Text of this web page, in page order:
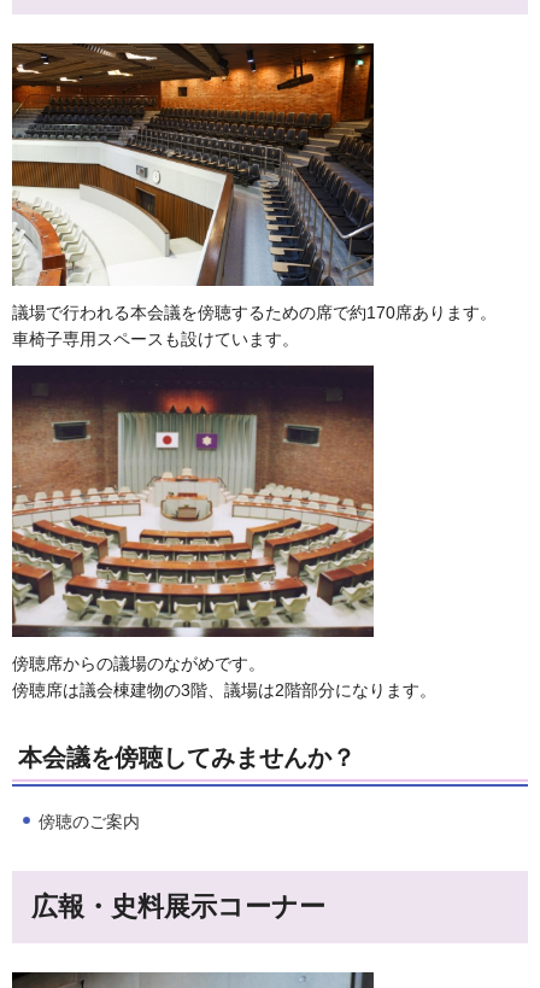
議場で行われる本会議を傍聴するための席で約170席あります。
車椅子専用スペースも設けています。
傍聴席からの議場のながめです。
傍聴席は議会棟建物の3階、議場は2階部分になります。
本会議を傍聴してみませんか？
傍聴のご案内
広報・史料展示コーナー